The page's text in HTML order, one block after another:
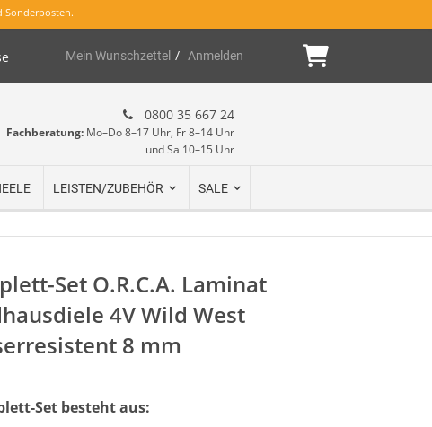
Sonderposten.
Mein
Mein Wunschzettel Anmelden
0800 35 667 24
Fachberatung: Mo–Do 8–17 Uhr, Fr 8–14 Uhr
und Sa 10–15 Uhr
LEISTEN/ZUBEHÖR SALE
Set O.R.C.A. Laminat
4V Wild West
8 mm
Set besteht aus: